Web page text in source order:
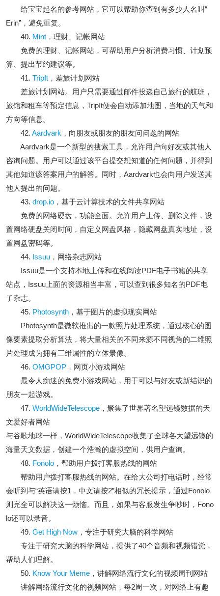
给宝宝起名的参考网站，它可以帮助你查到有多少人名叫“
Erin”，避免重复。
40. Mint ，理财、记帐网站
免费的理财、记帐网站，可帮助用户分析消费习惯、计划预
算、提出节约建议等。
41.TripIt ，差旅计划网站
差旅计划网站。用户只需要通过邮件投递自己旅行的航班，
旅馆和租车等预定信息，TripIt便会自动添加地图，当地的天气和
方向等信息。
42.Aardvark ，向朋友或朋友的朋友问问题的网站
Aardvark是一个新型的搜索工具，允许用户向好友或其他人
咨询问题。用户可以通过该平台提交想知道的任何问题，并得到
其他知道该答案用户的解答。同时，Aardvark也会向用户发送其
他人提出的问题。
43.drop.io ，基于云计算技术的文件共享网站
免费的网络硬盘，功能全面。允许用户上传、删除文件，设
置网络硬盘关闭时间，自定义网盘风格，隐藏网盘真实地址，设
置网盘密码等。
44. Issuu ，网络杂志网站
Issuu是一个支持本地上传和在线阅读PDF电子书籍的共享
站点，Issuu上面的资源相当丰富，可以查到很多知名的PDF电
子杂志。
45. Photosynth ，基于图片的虚拟现实网站
Photosynth是微软推出的一款照片处理系统，通过核心的图
像要素提取分析算法，将大量相关的不同来源不同视角的二维照
片处理成为拥有三维属性的立体景像。
46.OMGPOP ，网页小游戏网站
最令人痴迷的免费小游戏网站，用于可以与好友或新结识的
朋友一起游戏。
47.WorldWideTelescope ，聚集了世界著名望远镜数据的天
文爱好者网站
与谷歌地球一样，WorldWideTelescope收集了全球各大望远镜的
海量天文数据，创建一个浩瀚的虚拟空间，供用户查询。
48. Fonolo ，帮助用户拨打客服热线的网站
帮助用户拨打客服热线的网站。在给大公司打电话时，经常
会听到与“英语请按1，中文请按2”相似的冗长提示，通过Fonolo
则完全可以解决这一烦恼。而且，如果与客服发生争吵时，Fono
lo还可以录音。
49.Get High Now ，专注于研究大脑的科学网站
专注于研究大脑的科学网站，提供了40个音频和视频错觉，
帮助人们理解。
50. Know Your Meme ，讲解网络流行文化的视频周刊网站
讲解网络流行文化的视频网站，每2周一次，对网络上有趣